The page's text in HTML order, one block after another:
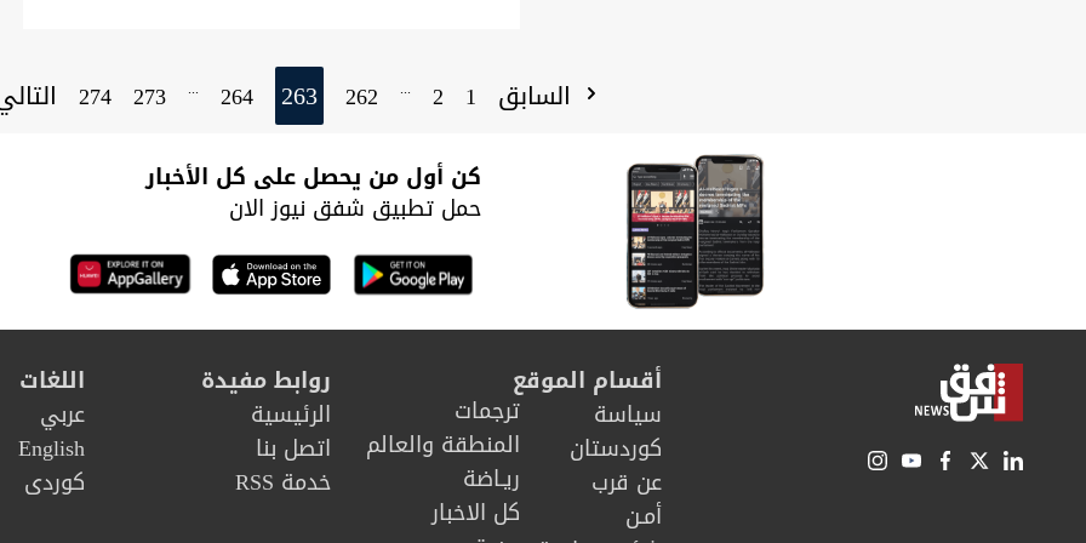
السابق 1
2
...
262
263
264
...
273
274
كن أول من يحصل على كل الأخبار
حمل تطبيق شفق نيوز الان
أقسام الموقع
سیاسة
كوردستان
عن قرب
أمـن
ترجمات
المنطقة والعالم
ريـاضة
كل الاخبار
روابط مفيدة
الرئيسية
اتصل بنا
خدمة RSS
اللغات
عربي
English
كوردى